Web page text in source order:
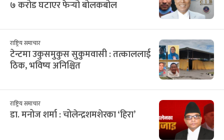
७ करोड घटाएर फेर्‍यो बोलकबोल
राष्ट्रिय समाचार
टेन्टमा उकुसमुकुस सुकुमवासी : तत्काललाई
ठिक, भविष्य अनिश्चित
राष्ट्रिय समाचार
डा. मनोज शर्मा : चोलेन्द्रशमशेरका ‘हिरा’